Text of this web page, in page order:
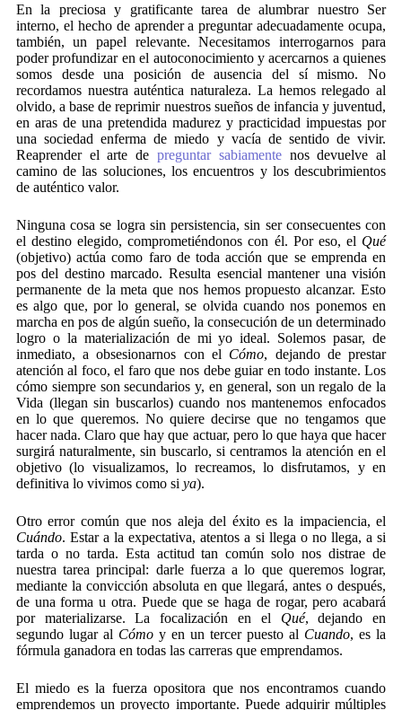
En la preciosa y gratificante tarea de alumbrar nuestro Ser
interno, el hecho de aprender a preguntar adecuadamente ocupa,
también, un papel relevante. Necesitamos interrogarnos para
poder profundizar en el autoconocimiento y acercarnos a quienes
somos desde una posición de ausencia del sí mismo. No
recordamos nuestra auténtica naturaleza. La hemos relegado al
olvido, a base de reprimir nuestros sueños de infancia y juventud,
en aras de una pretendida madurez y practicidad impuestas por
una sociedad enferma de miedo y vacía de sentido de vivir.
Reaprender el arte de preguntar sabiamentenos devuelve al
camino de las soluciones, los encuentros y los descubrimientos
de auténtico valor.
Ninguna cosa se logra sin persistencia, sin ser consecuentes con
el destino elegido, comprometiéndonos con él. Por eso, el Qué
(objetivo) actúa como faro de toda acción que se emprenda en
pos del destino marcado. Resulta esencial mantener una visión
permanente de la meta que nos hemos propuesto alcanzar. Esto
es algo que, por lo general, se olvida cuando nos ponemos en
marcha en pos de algún sueño, la consecución de un determinado
logro o la materialización de mi yo ideal. Solemos pasar, de
inmediato, a obsesionarnos con el Cómo, dejando de prestar
atención al foco, el faro que nos debe guiar en todo instante. Los
cómo siempre son secundarios y, en general, son un regalo de la
Vida (llegan sin buscarlos) cuando nos mantenemos enfocados
en lo que queremos. No quiere decirse que no tengamos que
hacer nada. Claro que hay que actuar, pero lo que haya que hacer
surgirá naturalmente, sin buscarlo, si centramos la atención en el
objetivo (lo visualizamos, lo recreamos, lo disfrutamos, y en
definitiva lo vivimos como si ya).
Otro error común que nos aleja del éxito es la impaciencia, el
Cuándo. Estar a la expectativa, atentos a si llega o no llega, a si
tarda o no tarda. Esta actitud tan común solo nos distrae de
nuestra tarea principal: darle fuerza a lo que queremos lograr,
mediante la convicción absoluta en que llegará, antes o después,
de una forma u otra. Puede que se haga de rogar, pero acabará
por materializarse. La focalización en el Qué, dejando en
segundo lugar al Cómoy en un tercer puesto al Cuando, es la
fórmula ganadora en todas las carreras que emprendamos.
El miedo es la fuerza opositora que nos encontramos cuando
emprendemos un proyecto importante. Puede adquirir múltiples